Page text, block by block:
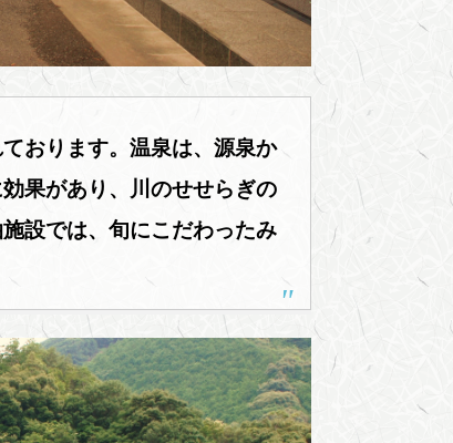
おります。温泉は、源泉か
果があり、川のせせらぎの
設では、旬にこだわったみ